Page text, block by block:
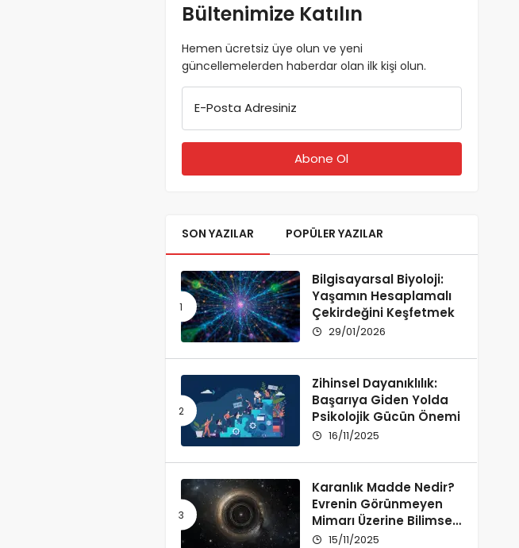
Bültenimize Katılın
Hemen ücretsiz üye olun ve yeni
güncellemelerden haberdar olan ilk kişi olun.
E-Posta Adresiniz
SON YAZILAR POPÜLER YAZILAR
Bilgisayarsal Biyoloji:
Yaşamın Hesaplamalı
Çekirdeğini Keşfetmek
29/01/2026
Zihinsel Dayanıklılık:
Başarıya Giden Yolda
Psikolojik Gücün Önemi
16/11/2025
Karanlık Madde Nedir?
Evrenin Görünmeyen
Mimarı Üzerine Bilimsel
Bir İnceleme
15/11/2025